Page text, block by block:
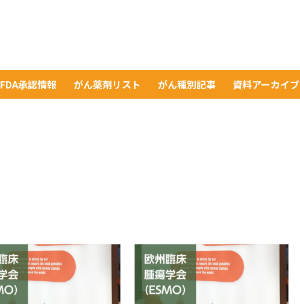
FDA承認情報 がん薬剤リスト がん種別記事 資料アーカイブ